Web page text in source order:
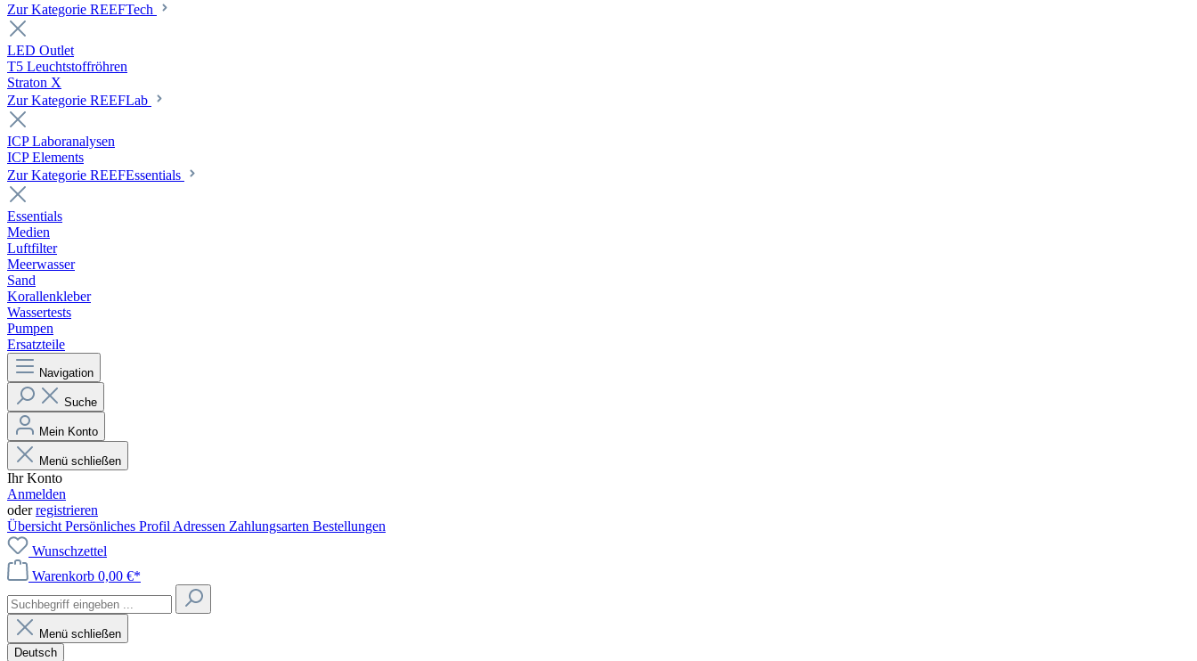
Zur Kategorie REEFTech
LED Outlet
T5 Leuchtstoffröhren
Straton X
Zur Kategorie REEFLab
ICP Laboranalysen
ICP Elements
Zur Kategorie REEFEssentials
Essentials
Medien
Luftfilter
Meerwasser
Sand
Korallenkleber
Wassertests
Pumpen
Ersatzteile
Navigation
Suche
Mein Konto
Menü schließen
Ihr Konto
Anmelden
oderregistrieren
Übersicht Persönliches Profil Adressen Zahlungsarten Bestellungen
Wunschzettel
Warenkorb 0,00 €*
Menü schließen
Deutsch